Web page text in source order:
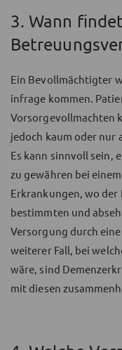
3. Wann
Ein Bevollmächtigter
infrage kommen.
Vorsorgevollmachten
jedoch kaum oder nur
Es kann sinnvoll sein,
zu gewähren bei
Erkrankungen, wo
bestimmten und
Versorgung durch
weiterer Fall, bei
wäre, sind
mit diesen